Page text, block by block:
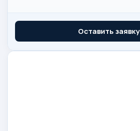
Оставить заявку